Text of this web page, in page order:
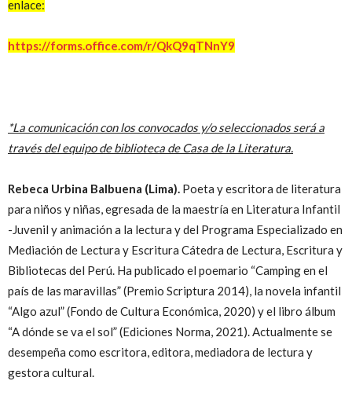
enlace:
https://forms.office.com/r/QkQ9qTNnY9
*La comunicación con los convocados y/o seleccionados será a
través del equipo de biblioteca de Casa de la Literatura.
Rebeca Urbina Balbuena (Lima). Poeta y escritora de literatura
para niños y niñas, egresada de la maestría en Literatura Infantil
-Juvenil y animación a la lectura y del Programa Especializado en
Mediación de Lectura y Escritura Cátedra de Lectura, Escritura y
Bibliotecas del Perú. Ha publicado el poemario “Camping en el
país de las maravillas” (Premio Scriptura 2014), la novela infantil
“Algo azul” (Fondo de Cultura Económica, 2020) y el libro álbum
“A dónde se va el sol” (Ediciones Norma, 2021). Actualmente se
desempeña como escritora, editora, mediadora de lectura y
gestora cultural.